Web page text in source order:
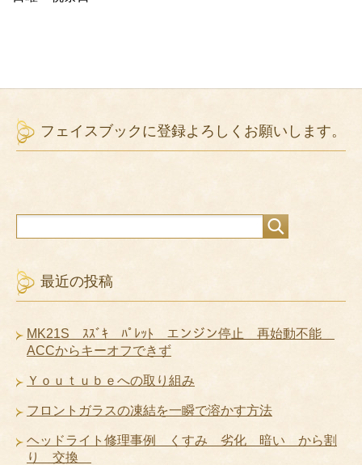
フェイスブックに登録よろしくお願いします。
最近の投稿
MK21S ｽｽﾞｷ ﾊﾟﾚｯﾄ エンジン停止 再始動不能
ACCからキーオフできず
Ｙｏｕｔｕｂｅへの取り組み
フロントガラスの凍結を一瞬で溶かす方法
ヘッドライト修理事例 くすみ 劣化 暗い から割
り 交換